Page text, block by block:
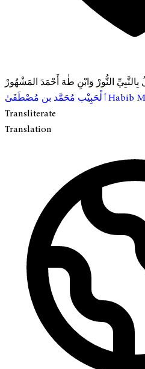
بِالنَّبِيِّ النُّورْ وَابْنِ طٰهَ أَحْمَدَ المَشْهُورْ
ٱلْحَبِيْب مُحَمَّد بن مُصْطَفَىٰHabib
Transliterate
Translation